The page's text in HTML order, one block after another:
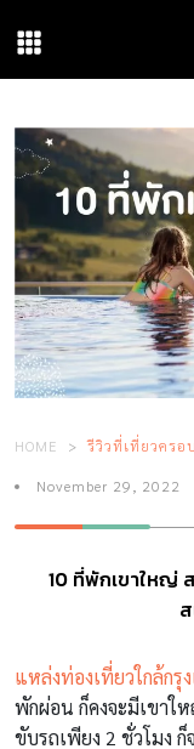
HOME รีวิวที่เที่ยวครอ
November 29, 2022
10 ที่พักเขาใหญ่
แหล่งท่องเที่ยวใกล้กรุ
พักผ่อน ก็คงจะมีเขาใ
ขับรถเพียง 2 ชั่วโมง ก็